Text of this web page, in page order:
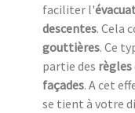
faciliter l'
descentes. Cela
gouttières. Ce
partie des
façades. A cet
se tient à votre